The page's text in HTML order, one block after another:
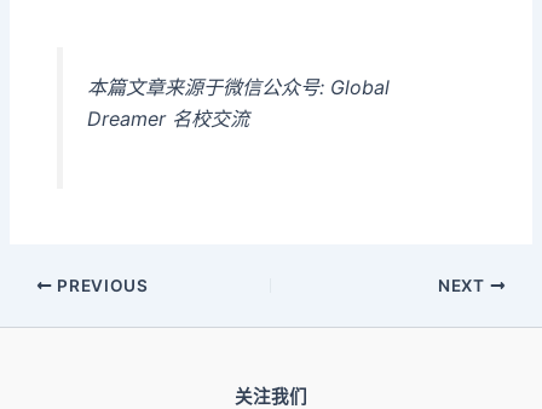
本篇文章来源于微信公众号: Global
Dreamer 名校交流
PREVIOUS NEXT
关注我们